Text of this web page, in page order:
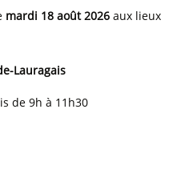
mardi 18 août 2026 aux lieux
Lauragais
de 9h à 11h30